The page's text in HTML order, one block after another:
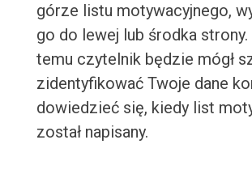
górze listu motywacyjnego,
go do lewej lub środka
temu czytelnik będzie mógł
zidentyfikować Twoje dane
dowiedzieć się, kiedy list
został napisany.